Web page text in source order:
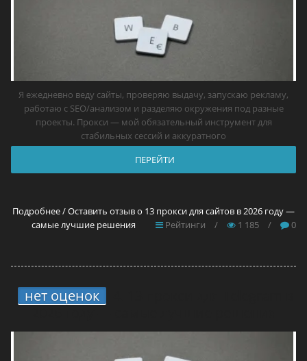
Я ежедневно веду сайты, проверяю выдачу, запускаю рекламу,
работаю с SEO/анализом и разделяю окружения под разные
проекты. Прокси — мой обязательный инструмент для
стабильных сессий и аккуратного
ПЕРЕЙТИ
Подробнее / Оставить отзыв о 13 прокси для сайтов в 2026 году —
самые лучшие решения
Рейтинги / 1 185 / 0
нет оценок